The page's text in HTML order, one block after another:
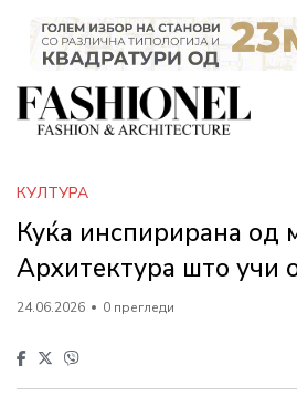
КУЛТУРА
Куќа инспирирана од
Архитектура што учи
24.06.2026 0 прегледи